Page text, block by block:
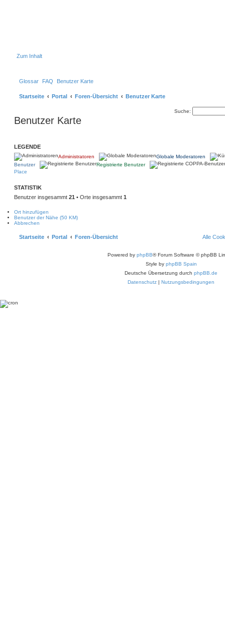
Zum Inhalt
Glossar FAQ Benutzer Karte
Startseite Portal Foren-Übersicht Benutzer Karte
Benutzer Karte
Suche:
LEGENDE
Administratoren
Globale Moderatoren
Benutzer
Registrierte Benutzer
Place
STATISTIK
Benutzer insgesammt 21 • Orte insgesammt 1
Ort hinzufügen
Benutzer der Nähe (50 KM)
Abbrechen
Startseite Portal Foren-Übersicht Alle
Powered by phpBB® Forum Software © phpBB
Style by phpBB Spain
Deutsche Übersetzung durch phpBB.de
Datenschutz | Nutzungsbedingungen